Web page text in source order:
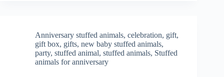
Anniversary stuffed animals, celebration, gift,
gift box, gifts, new baby stuffed animals,
party, stuffed animal, stuffed animals, Stuffed
animals for anniversary